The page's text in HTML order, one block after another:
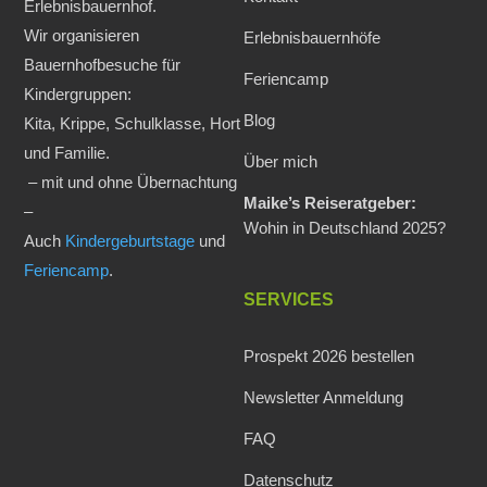
Erlebnisbauernhof.
Wir organisieren
Bauernhofbesuche für
Kindergruppen:
Kita, Krippe, Schulklasse, Hort
und Familie.
– mit und ohne Übernachtung
–
Auch Kindergeburtstage und
Feriencamp.
Erlebnisbauernhöfe
Feriencamp
Blog
Über mich
Maike’s Reiseratgeber:
Wohin in Deutschland 2025?
SERVICES
Prospekt 2026 bestellen
Newsletter Anmeldung
FAQ
Datenschutz